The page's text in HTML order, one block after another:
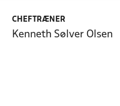
CHEFTRÆNER
Kenneth Sølver Olsen